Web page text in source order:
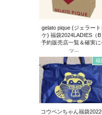
gelato pique (ジェラート
ケ) 福袋2024LADIES（B
予約販売店一覧＆確実に
ッ...
福
コウペンちゃん福袋